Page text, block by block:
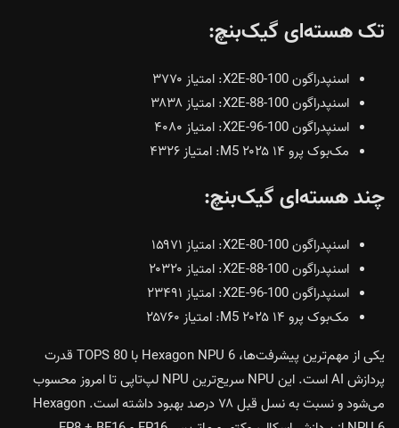
تک هسته‌ای گیک‌بنچ:
اسنپدراگون X2E-80-100: امتیاز ۳۷۷۰
اسنپدراگون X2E-88-100: امتیاز ۳۸۳۸
اسنپدراگون X2E-96-100: امتیاز ۴۰۸۰
مک‌بوک پرو ۱۴ ۲۰۲۵ M5: امتیاز ۴۳۲۶
چند هسته‌ای گیک‌بنچ:
اسنپدراگون X2E-80-100: امتیاز ۱۵۹۷۱
اسنپدراگون X2E-88-100: امتیاز ۲۰۳۲۰
اسنپدراگون X2E-96-100: امتیاز ۲۳۴۹۱
مک‌بوک پرو ۱۴ ۲۰۲۵ M5: امتیاز ۲۵۷۶۰
یکی از مهم‌ترین پیشرفت‌ها، Hexagon NPU 6 با 80 TOPS قدرت
پردازش AI است. این NPU سریع‌ترین NPU لپ‌تاپی تا امروز محسوب
می‌شود و نسبت به نسل قبل ۷۸ درصد بهبود داشته است. Hexagon